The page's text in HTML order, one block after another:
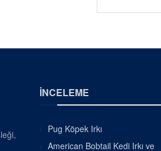
İNCELEME
Pug Köpek Irkı
American Bobtail Kedi Irkı ve